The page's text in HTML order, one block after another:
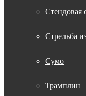
Стендовая
Стрельба
Сумо
Трамплин